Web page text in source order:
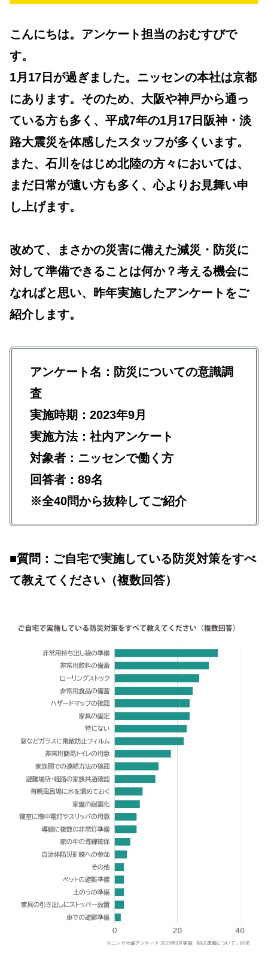
こんにちは。アンケート担当のおむすびで
す。
1月17日が過ぎました。ニッセンの本社は京都
にあります。そのため、大阪や神戸から通っ
ている方も多く、平成7年の1月17日阪神・淡
路大震災を体感したスタッフが多くいます。
また、石川をはじめ北陸の方々においては、
まだ日常が遠い方も多く、心よりお見舞い申
し上げます。
改めて、まさかの災害に備えた減災・防災に
対して準備できることは何か？考える機会に
なればと思い、昨年実施したアンケートをご
紹介します。
アンケート名：防災についての意識調
査
実施時期：2023年9月
実施方法：社内アンケート
対象者：ニッセンで働く方
回答者：89名
※全40問から抜粋してご紹介
■質問：ご自宅で実施している防災対策をすべ
て教えてください（複数回答）